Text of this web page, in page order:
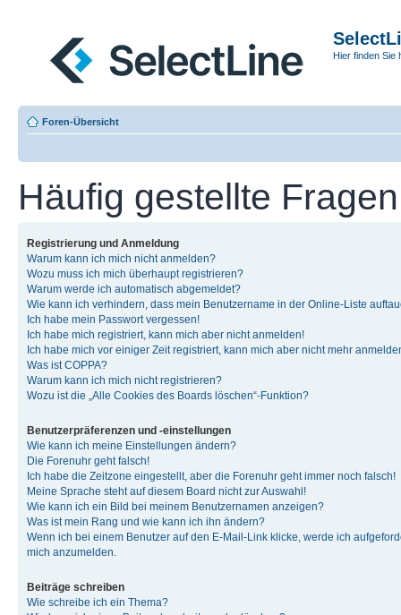
Hier finden Sie
Foren-Übersicht
Häufig gestellte Fragen
Registrierung und Anmeldung
Warum kann ich mich nicht anmelden?
Wozu muss ich mich überhaupt registrieren?
Warum werde ich automatisch abgemeldet?
Wie kann ich verhindern, dass mein Benutzername in der Online-Liste
Ich habe mein Passwort vergessen!
Ich habe mich registriert, kann mich aber nicht anmelden!
Ich habe mich vor einiger Zeit registriert, kann mich aber nicht mehr
Was ist COPPA?
Warum kann ich mich nicht registrieren?
Wozu ist die „Alle Cookies des Boards löschen“-Funktion?
Benutzerpräferenzen und -einstellungen
Wie kann ich meine Einstellungen ändern?
Die Forenuhr geht falsch!
Ich habe die Zeitzone eingestellt, aber die Forenuhr geht immer noch falsch!
Meine Sprache steht auf diesem Board nicht zur Auswahl!
Wie kann ich ein Bild bei meinem Benutzernamen anzeigen?
Was ist mein Rang und wie kann ich ihn ändern?
Wenn ich bei einem Benutzer auf den E-Mail-Link klicke, werde ich
mich anzumelden.
Beiträge schreiben
Wie schreibe ich ein Thema?